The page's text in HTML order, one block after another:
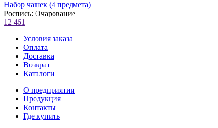
Набор чашек (4 предмета)
Роспись: Очарование
12 461
Условия заказа
Оплата
Доставка
Возврат
Каталоги
О предприятии
Продукция
Контакты
Где купить